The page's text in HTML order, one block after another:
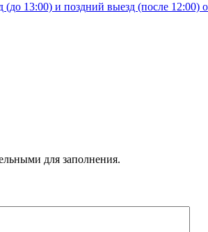
(до 13:00) и поздний выезд (после 12:00)
для заполнения.